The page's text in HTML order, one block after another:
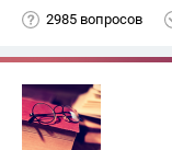
2985 вопросов